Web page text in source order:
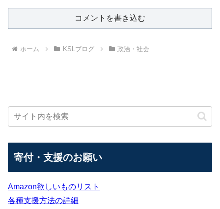
コメントを書き込む
ホーム KSLブログ 政治・社会
寄付・支援のお願い
Amazon欲しいものリスト
各種支援方法の詳細